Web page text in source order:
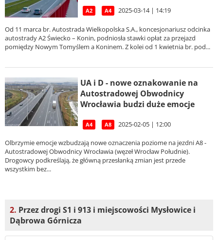
A2 A4 2025-03-14 | 14:19
Od 11 marca br. Autostrada Wielkopolska S.A., koncesjonariusz odcinka
autostrady A2 Świecko – Konin, podniosła stawki opłat za przejazd
pomiędzy Nowym Tomyślem a Koninem. Z kolei od 1 kwietnia br. pod...
UA i D - nowe oznakowanie na
Autostradowej Obwodnicy
Wrocławia budzi duże emocje
A4 A8 2025-02-05 | 12:00
Olbrzymie emocje wzbudzają nowe oznaczenia poziome na jezdni A8 -
Autostradowej Obwodnicy Wrocławia (węzeł Wrocław Południe).
Drogowcy podkreślają, że główną przesłanką zmian jest przede
wszystkim bez...
2. Przez drogi S1 i 913 i miejscowości Mysłowice i
Dąbrowa Górnicza